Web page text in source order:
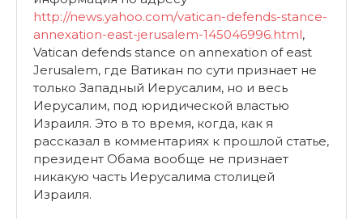
http://news.yahoo.com/vatican-defends-stance-
annexation-east-jerusalem-145046996.html,
Vatican defends stance on annexation of east
Jerusalem, где Ватикан по сути признает не
только Западный Иерусалим, но и весь
Иерусалим, под юридической властью
Израиля. Это в то время, когда, как я
рассказал в комментариях к прошлой статье,
президент Обама вообще не признает
никакую часть Иерусалима столицей
Израиля.